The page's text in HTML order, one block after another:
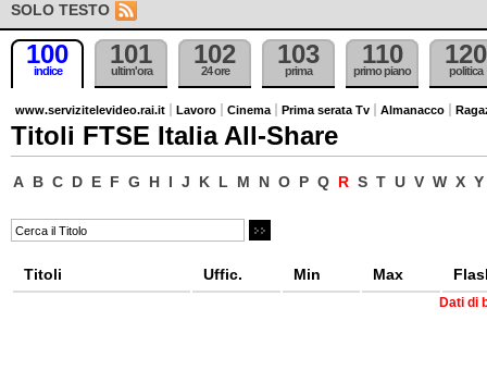
SOLO TESTO
100
indice
101
ultim'ora
102
24 ore
103
prima
110
primo piano
120
politica
www.servizitelevideo.rai.it Lavoro Cinema Prima serata Tv Almanacco
Titoli FTSE Italia All-Share
A B C D E F G H I J K L M N O P Q R S T U V W X Y
Titoli Uffic. Min Max
Dati di